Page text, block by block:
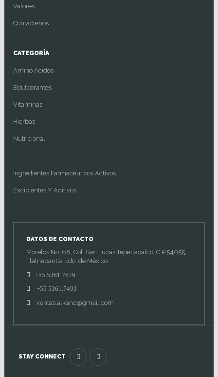
Valores
Contáctenos
CATEGORÍA
Amino Acidos
Edulcorantes
Vitaminas
Hierbas
Nutricional
Ingredientes Farmacéuticos Activos
Excipientes Y Aditivos
DATOS DE CONTACTO
Morelos No. 68, Col. San Lucas Tepetlacalco, C.P.54055,
Tlalnepantla Edo. de México.
+55 5361.7679
+55 5361.7493
ventas.alkano@gmail.com
STAY CONNECT